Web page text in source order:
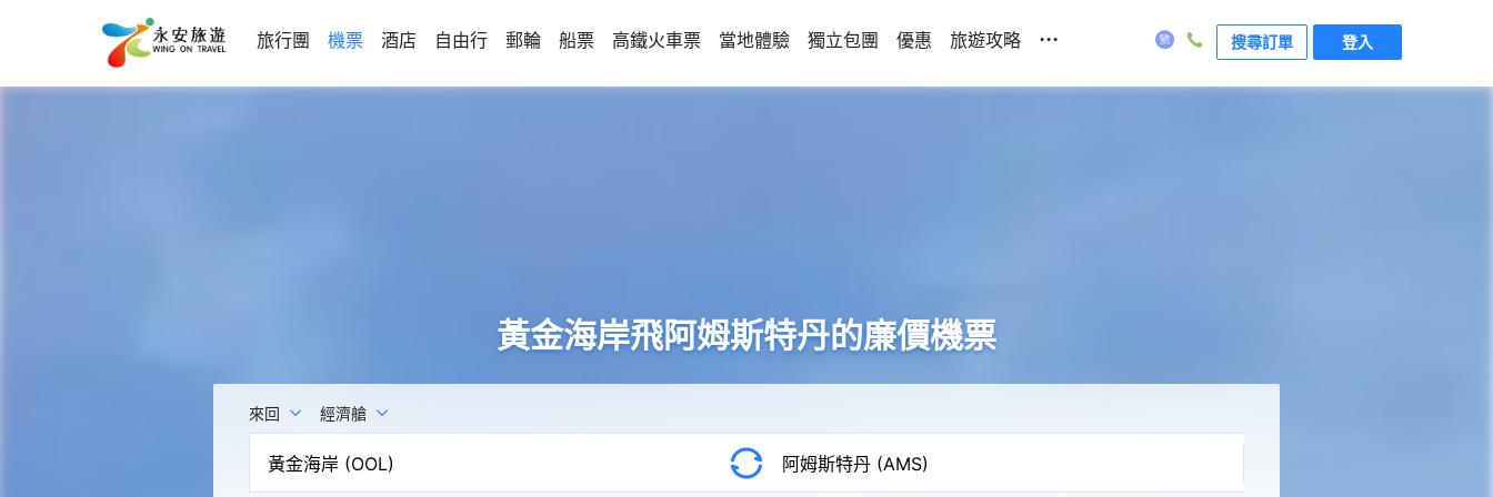
旅行團 機票 酒店 自由行 郵輪 船票 高鐵火車票 當地體驗 獨立包團 優惠 旅遊攻略 ... 搜尋訂單 登入
黃金海岸飛阿姆斯特丹的廉價機票
來回 經濟艙